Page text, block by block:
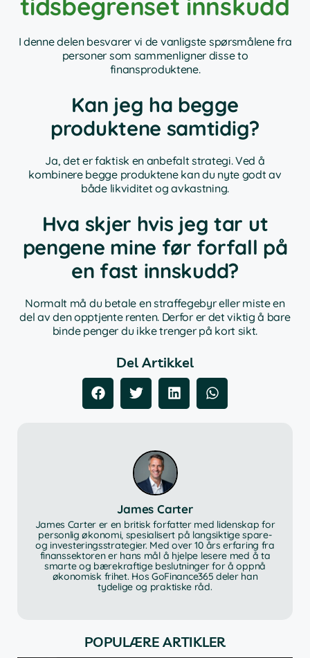
tidsbegrenset innskudd
I denne delen besvarer vi de vanligste spørsmålene fra
personer som sammenligner disse to
finansproduktene.
Kan jeg ha begge
produktene samtidig?
Ja, det er faktisk en anbefalt strategi. Ved å
kombinere begge produktene kan du nyte godt av
både likviditet og avkastning.
Hva skjer hvis jeg tar ut
pengene mine før forfall på
en fast innskudd?
Normalt må du betale en straffegebyr eller miste en
del av den opptjente renten. Derfor er det viktig å bare
binde penger du ikke trenger på kort sikt.
Del Artikkel
James Carter
James Carter er en britisk forfatter med lidenskap for
personlig økonomi, spesialisert på langsiktige spare-
og investeringsstrategier. Med over 10 års erfaring fra
finanssektoren er hans mål å hjelpe lesere med å ta
smarte og bærekraftige beslutninger for å oppnå
økonomisk frihet. Hos GoFinance365 deler han
tydelige og praktiske råd.
POPULÆRE ARTIKLER